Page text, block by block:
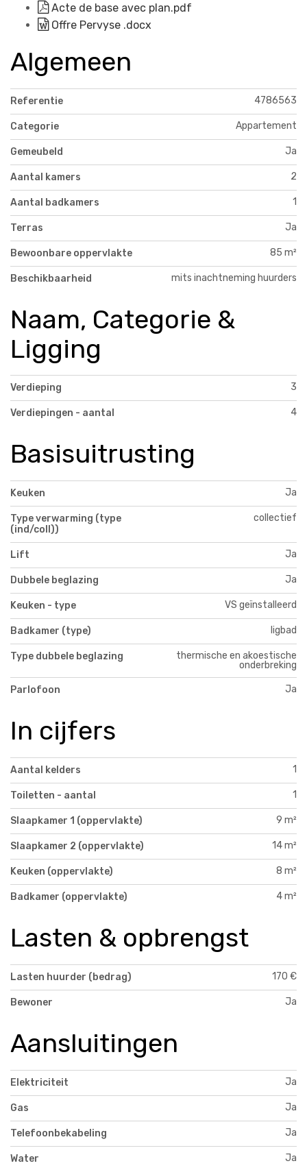
Acte de base avec plan.pdf
Offre Pervyse .docx
Algemeen
Referentie 4786563
Categorie Appartement
Gemeubeld Ja
Aantal kamers 2
Aantal badkamers 1
Terras Ja
Bewoonbare oppervlakte 85 m²
Beschikbaarheid mits inachtneming huurders
Naam, Categorie &
Ligging
Verdieping 3
Verdiepingen - aantal 4
Basisuitrusting
Keuken Ja
Type verwarming (type
(ind/coll))
collectief
Lift Ja
Dubbele beglazing Ja
Keuken - type VS geïnstalleerd
Badkamer (type) ligbad
Type dubbele beglazing
thermische en akoestische
onderbreking
Parlofoon Ja
In cijfers
Aantal kelders 1
Toiletten - aantal 1
Slaapkamer 1 (oppervlakte) 9 m²
Slaapkamer 2 (oppervlakte) 14 m²
Keuken (oppervlakte) 8 m²
Badkamer (oppervlakte) 4 m²
Lasten & opbrengst
Lasten huurder (bedrag) 170 €
Bewoner Ja
Aansluitingen
Elektriciteit Ja
Gas Ja
Telefoonbekabeling Ja
Water Ja